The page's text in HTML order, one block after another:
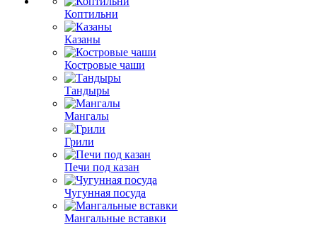
Коптильни
Казаны
Костровые чаши
Тандыры
Мангалы
Грили
Печи под казан
Чугунная посуда
Мангальные вставки